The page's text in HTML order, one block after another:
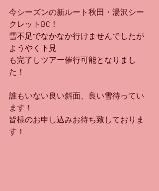
今シーズンの新ルート秋田・湯沢シー
クレットBC！
雪不足でなかなか行けませんでしたが
ようやく下見
も完了しツアー催行可能となりまし
た！
誰もいない良い斜面、良い雪待ってい
ます！
皆様のお申し込みお待ち致しておりま
す！